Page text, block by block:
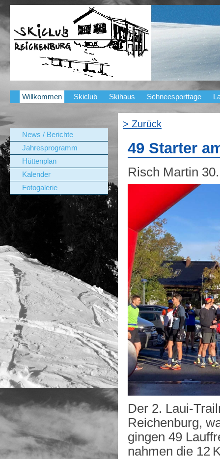
Willkommen Skiclub Skihaus Schneesporttage
News / Berichte
Jahresprogramm
Hüttenplan
Kalender
Fotogalerie
> Zurück
49 Starter
Risch Martin
Der 2. Laui-
Reichenburg,
gingen 49
nahmen die 12